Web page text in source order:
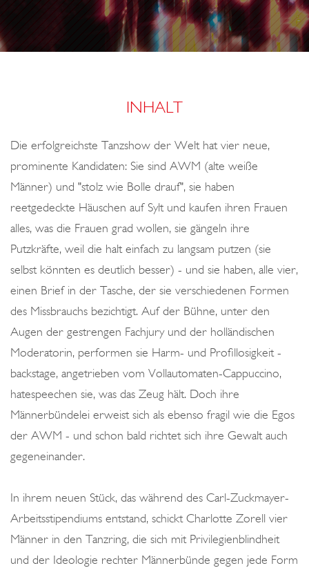
n
E
INHALT
Die erfolgreichste Tanzshow der Welt hat vier neue,
prominente Kandidaten: Sie sind AWM (alte weiße
Männer) und "stolz wie Bolle drauf", sie haben
reetgedeckte Häuschen auf Sylt und kaufen ihren Frauen
alles, was die Frauen grad wollen, sie gängeln ihre
Putzkräfte, weil die halt einfach zu langsam putzen (sie
selbst könnten es deutlich besser) - und sie haben, alle vier,
einen Brief in der Tasche, der sie verschiedenen Formen
des Missbrauchs bezichtigt. Auf der Bühne, unter den
Augen der gestrengen Fachjury und der holländischen
Moderatorin, performen sie Harm- und Profillosigkeit -
backstage, angetrieben vom Vollautomaten-Cappuccino,
hatespeechen sie, was das Zeug hält. Doch ihre
Männerbündelei erweist sich als ebenso fragil wie die Egos
der AWM - und schon bald richtet sich ihre Gewalt auch
gegeneinander.
In ihrem neuen Stück, das während des Carl-Zuckmayer-
Arbeitsstipendiums entstand, schickt Charlotte Zorell vier
Männer in den Tanzring, die sich mit Privilegienblindheit
und der Ideologie rechter Männerbünde gegen jede Form